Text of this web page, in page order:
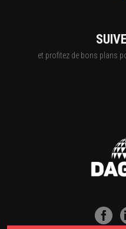
et profitez de bons plans